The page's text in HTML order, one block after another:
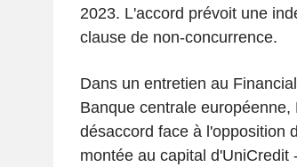
2023. L'accord prévoit une
clause de non-concurrence.
Dans un entretien au
Banque centrale
désaccord face à l'opposition
montée au capital